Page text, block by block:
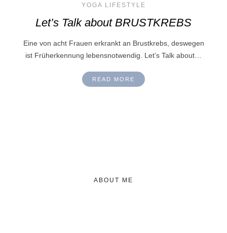
YOGA LIFESTYLE
Let’s Talk about BRUSTKREBS
Eine von acht Frauen erkrankt an Brustkrebs, deswegen
ist Früherkennung lebensnotwendig. Let’s Talk about…
READ MORE
ABOUT ME